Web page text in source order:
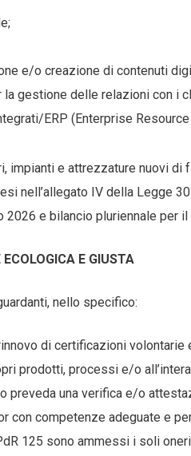
e/o creazione di contenuti
gestione delle relazioni con i
ERP (Enterprise Resource
impianti e attrezzature nuovi
nell’allegato IV della Legge
2026 e bilancio pluriennale per
E GIUSTA
nello specifico:
di certificazioni
prodotti, processi e/o
preveda una verifica e/o
con competenze adeguate e
125 sono ammessi i soli